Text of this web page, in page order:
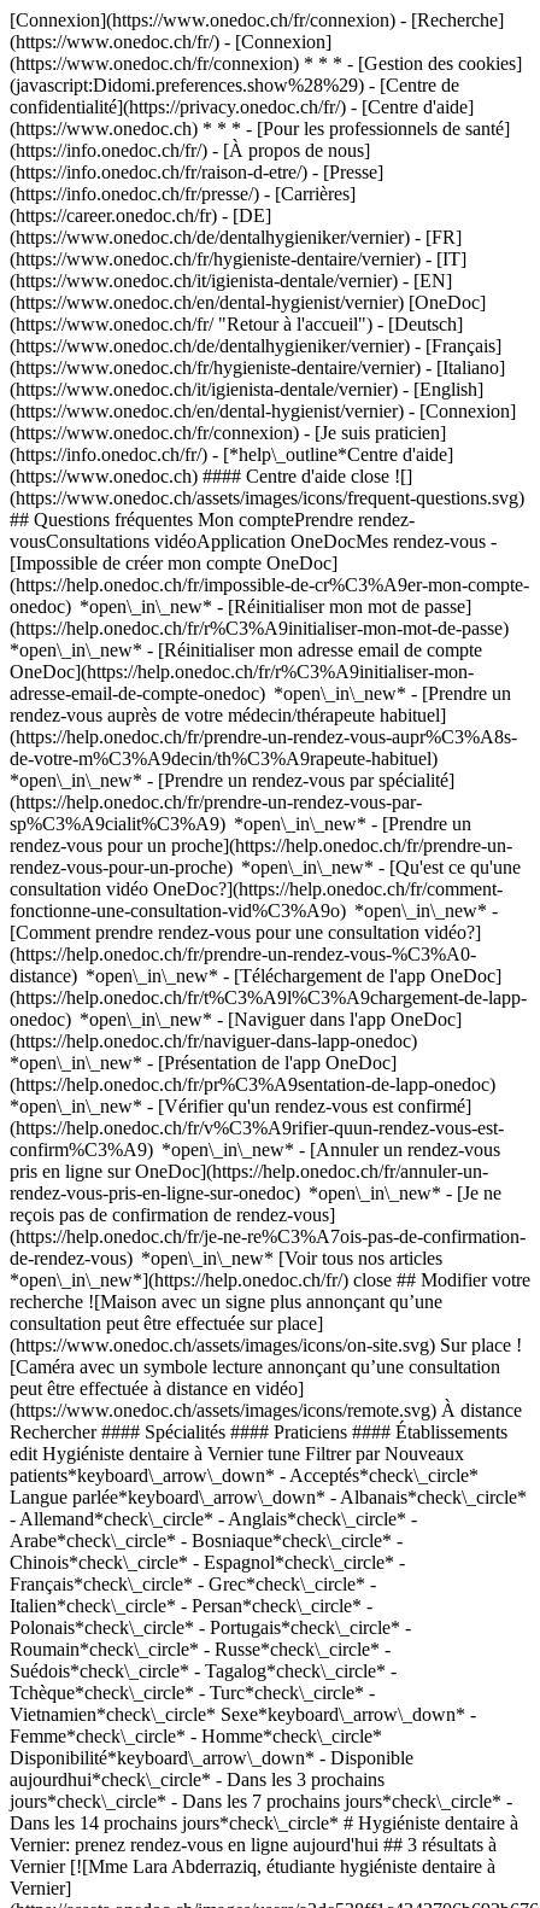
[Connexion](https://www.onedoc.ch/fr/connexion) - [Recherche]
(https://www.onedoc.ch/fr/) - [Connexion]
(https://www.onedoc.ch/fr/connexion) * * * - [Gestion des cookies]
(javascript:Didomi.preferences.show%28%29) - [Centre de
confidentialité](https://privacy.onedoc.ch/fr/) - [Centre d'aide]
(https://www.onedoc.ch) * * * - [Pour les professionnels de santé]
(https://info.onedoc.ch/fr/) - [À propos de nous]
(https://info.onedoc.ch/fr/raison-d-etre/) - [Presse]
(https://info.onedoc.ch/fr/presse/) - [Carrières]
(https://career.onedoc.ch/fr) - [DE]
(https://www.onedoc.ch/de/dentalhygieniker/vernier) - [FR]
(https://www.onedoc.ch/fr/hygieniste-dentaire/vernier) - [IT]
(https://www.onedoc.ch/it/igienista-dentale/vernier) - [EN]
(https://www.onedoc.ch/en/dental-hygienist/vernier) [OneDoc]
(https://www.onedoc.ch/fr/ "Retour à l'accueil") - [Deutsch]
(https://www.onedoc.ch/de/dentalhygieniker/vernier) - [Français]
(https://www.onedoc.ch/fr/hygieniste-dentaire/vernier) - [Italiano]
(https://www.onedoc.ch/it/igienista-dentale/vernier) - [English]
(https://www.onedoc.ch/en/dental-hygienist/vernier) - [Connexion]
(https://www.onedoc.ch/fr/connexion) - [Je suis praticien]
(https://info.onedoc.ch/fr/) - [*help\_outline*Centre d'aide]
(https://www.onedoc.ch) #### Centre d'aide close ![]
(https://www.onedoc.ch/assets/images/icons/frequent-questions.svg)
## Questions fréquentes Mon comptePrendre rendez-
vousConsultations vidéoApplication OneDocMes rendez-vous -
[Impossible de créer mon compte OneDoc]
(https://help.onedoc.ch/fr/impossible-de-cr%C3%A9er-mon-compte-
onedoc) *open\_in\_new* - [Réinitialiser mon mot de passe]
(https://help.onedoc.ch/fr/r%C3%A9initialiser-mon-mot-de-passe)
*open\_in\_new* - [Réinitialiser mon adresse email de compte
OneDoc](https://help.onedoc.ch/fr/r%C3%A9initialiser-mon-
adresse-email-de-compte-onedoc) *open\_in\_new* - [Prendre un
rendez-vous auprès de votre médecin/thérapeute habituel]
(https://help.onedoc.ch/fr/prendre-un-rendez-vous-aupr%C3%A8s-
de-votre-m%C3%A9decin/th%C3%A9rapeute-habituel)
*open\_in\_new* - [Prendre un rendez-vous par spécialité]
(https://help.onedoc.ch/fr/prendre-un-rendez-vous-par-
sp%C3%A9cialit%C3%A9) *open\_in\_new* - [Prendre un
rendez-vous pour un proche](https://help.onedoc.ch/fr/prendre-un-
rendez-vous-pour-un-proche) *open\_in\_new* - [Qu'est ce qu'une
consultation vidéo OneDoc?](https://help.onedoc.ch/fr/comment-
fonctionne-une-consultation-vid%C3%A9o) *open\_in\_new* -
[Comment prendre rendez-vous pour une consultation vidéo?]
(https://help.onedoc.ch/fr/prendre-un-rendez-vous-%C3%A0-
distance) *open\_in\_new* - [Téléchargement de l'app OneDoc]
(https://help.onedoc.ch/fr/t%C3%A9l%C3%A9chargement-de-lapp-
onedoc) *open\_in\_new* - [Naviguer dans l'app OneDoc]
(https://help.onedoc.ch/fr/naviguer-dans-lapp-onedoc)
*open\_in\_new* - [Présentation de l'app OneDoc]
(https://help.onedoc.ch/fr/pr%C3%A9sentation-de-lapp-onedoc)
*open\_in\_new* - [Vérifier qu'un rendez-vous est confirmé](https://help.onedoc.ch/fr/v%C3%A9rifier-quun-rendez-vous-est-confirm%C3%A9) *open\_in\_new* - [Annuler un rendez-vous pris en ligne sur OneDoc](https://help.onedoc.ch/fr/annuler-un-rendez-vous-pris-en-ligne-sur-onedoc) *open\_in\_new* - [Je ne reçois pas de confirmation de rendez-vous](https://help.onedoc.ch/fr/je-ne-re%C3%A7ois-pas-de-confirmation-de-rendez-vous) *open\_in\_new* [Voir tous nos articles *open\_in\_new*](https://help.onedoc.ch/fr/) close ## Modifier votre recherche ![Maison avec un signe plus annonçant qu’une consultation peut être effectuée sur place](https://www.onedoc.ch/assets/images/icons/on-site.svg) Sur place ![Caméra avec un symbole lecture annonçant qu’une consultation peut être effectuée à distance en vidéo](https://www.onedoc.ch/assets/images/icons/remote.svg) À distance Rechercher #### Spécialités #### Praticiens #### Établissements edit Hygiéniste dentaire à Vernier tune Filtrer par Nouveaux patients*keyboard\_arrow\_down* - Acceptés*check\_circle* Langue parlée*keyboard\_arrow\_down* - Albanais*check\_circle* - Allemand*check\_circle* - Anglais*check\_circle* - Arabe*check\_circle* - Bosniaque*check\_circle* - Chinois*check\_circle* - Espagnol*check\_circle* - Français*check\_circle* - Grec*check\_circle* - Italien*check\_circle* - Persan*check\_circle* - Polonais*check\_circle* - Portugais*check\_circle* - Roumain*check\_circle* - Russe*check\_circle* - Suédois*check\_circle* - Tagalog*check\_circle* - Tchèque*check\_circle* - Turc*check\_circle* - Vietnamien*check\_circle* Sexe*keyboard\_arrow\_down* - Femme*check\_circle* - Homme*check\_circle* Disponibilité*keyboard\_arrow\_down* - Disponible aujourdhui*check\_circle* - Dans les 3 prochains jours*check\_circle* - Dans les 7 prochains jours*check\_circle* - Dans les 14 prochains jours*check\_circle* # Hygiéniste dentaire à Vernier: prenez rendez-vous en ligne aujourd'hui ## 3 résultats à Vernier [![Mme Lara Abderraziq, étudiante hygiéniste dentaire à Vernier](https://assets.onedoc.ch/images/users/a3de538ff1c4342706b692b676deaaf7db6549f9574852ae6e40dd23344f701a-small.png "Mme Lara Abderraziq, étudiante hygiéniste dentaire à Vernier")](https://www.onedoc.ch/fr/hygieniste-dentaire/vernier/pc320/lara-abderraziq) ### [Mme Lara Abderraziq](https://www.onedoc.ch/fr/hygieniste-dentaire/vernier/pc320/lara-abderraziq) ![Badge indiquant un profil vérifié](https://www.onedoc.ch/assets/images/icons/checkmark.svg) Étudiante hygiéniste dentaire [Summit Dental - Cabinet Dentaire du Quartier de l'Étang](https://www.onedoc.ch/fr/cabinet-dentaire/vernier/ebalq/summit-dental-cabinet-dentaire-du-quartier-de-l-etang) Avenue de l'Etang 71 1219 Vernier ![Icône patient avec un signe plus annonçant que le professionnel accepte de nouveaux patients](https://www.onedoc.ch/assets/images/icons/new-patients.svg)Accepte les nouveaux patients [Réserver un RDV](https://www.onedoc.ch/fr/hygieniste-dentaire/vernier/pc320/lara-abderraziq) Expertises:[Blanchiment dentaire](https://www.onedoc.ch/fr/blanchiment-dentaire/vernier), [Bijou dentaire](https://www.onedoc.ch/fr/bijou-dentaire/vernier), [Polissage dentaire](https://www.onedoc.ch/fr/polissage-dentaire/vernier)Voir plus *chevron\_left* lun. 03 août *chevron\_right* Voir plus de rendez-vous *error\_outline* Une erreur s'est produite lors du chargement des disponibilités [Réessayer](https://www.onedoc.ch) Expertises:[Blanchiment dentaire](https://www.onedoc.ch/fr/blanchiment-dentaire/vernier), [Bijou dentaire](https://www.onedoc.ch/fr/bijou-dentaire/vernier), [Polissage dentaire](https://www.onedoc.ch/fr/polissage-dentaire/vernier)Voir plus [![Mme Raquel Lopes, hygiéniste dentaire à Vernier](https://assets.onedoc.ch/images/users/ab52c33e996b4d58ea9bc96dee2306b3fbc1bec1640438c3c75f4a4b3d9c18b6-small.png "Mme Raquel Lopes, hygiéniste dentaire à Vernier")](https://www.onedoc.ch/fr/hygieniste-dentaire/vernier/pcr6n/raquel-lopes) ### [Mme Raquel Lopes](https://www.onedoc.ch/fr/hygieniste-dentaire/vernier/pcr6n/raquel-lopes) ![Badge indiquant un profil vérifié](https://www.onedoc.ch/assets/images/icons/checkmark.svg) Hygiéniste dentaire [Summit Dental - Cabinet Dentaire du Quartier de l'Étang](https://www.onedoc.ch/fr/cabinet-dentaire/vernier/ebalq/summit-dental-cabinet-dentaire-du-quartier-de-l-etang) Avenue de l'Etang 71 1219 Vernier ![Icône patient avec un signe plus annonçant que le professionnel accepte de nouveaux patients](https://www.onedoc.ch/assets/images/icons/new-patients.svg)Accepte les nouveaux patients [Réserver un RDV](https://www.onedoc.ch/fr/hygieniste-dentaire/vernier/pcr6n/raquel-lopes) Expertises:[Détartrage](https://www.onedoc.ch/fr/detartrage/vernier), [Blanchiment dentaire](https://www.onedoc.ch/fr/blanchiment-dentaire/vernier), [Hygiène dentaire pédiatrique](https://www.onedoc.ch/fr/hygiene-dentaire-pediatrique/vernier), [Bijou dentaire](https://www.onedoc.ch/fr/bijou-dentaire/vernier)Voir plus *chevron\_left* lun. 03 août *chevron\_right* Voir plus de rendez-vous *error\_outline* Une erreur s'est produite lors du chargement des disponibilités [Réessayer](https://www.onedoc.ch) Expertises:[Détartrage](https://www.onedoc.ch/fr/detartrage/vernier), [Blanchiment dentaire](https://www.onedoc.ch/fr/blanchiment-dentaire/vernier), [Hygiène dentaire pédiatrique](https://www.onedoc.ch/fr/hygiene-dentaire-pediatrique/vernier), [Bijou dentaire](https://www.onedoc.ch/fr/bijou-dentaire/vernier)Voir plus [![Mme Syria Attanasio, hygiéniste dentaire à Vernier](https://assets.onedoc.ch/images/users/32e4bf8879fe4303307bfb3d175b1c0939c5a8da80c9c4c537789a49d30c7d60-small.png "Mme Syria Attanasio, hygiéniste dentaire à Vernier")](https://www.onedoc.ch/fr/hygieniste-dentaire/vernier/pc3je/syria-attanasio) ### [Mme Syria Attanasio](https://www.onedoc.ch/fr/hygieniste-dentaire/vernier/pc3je/syria-attanasio) ![Badge indiquant un profil vérifié](https://www.onedoc.ch/assets/images/icons/checkmark.svg) Hygiéniste dentaire [Adent - Centre LAVY Médical](https://www.onedoc.ch/fr/cabinet-dentaire/vernier/ebdw8/adent-centre-lavy-medical) Route de Montfleury 3 1214 Vernier ![Icône patient avec un signe plus annonçant que le professionnel accepte de nouveaux patients](https://www.onedoc.ch/assets/images/icons/new-patients.svg)Accepte les nouveaux patients [Réserver un RDV](https://www.onedoc.ch/fr/hygieniste-dentaire/vernier/pc3je/syria-attanasio) Expertises:[Détartrage](https://www.onedoc.ch/fr/detartrage/vernier), [Polissage dentaire](https://www.onedoc.ch/fr/polissage-dentaire/vernier), [Bijou dentaire](https://www.onedoc.ch/fr/bijou-dentaire/vernier), [Blanchiment dentaire](https://www.onedoc.ch/fr/blanchiment-dentaire/vernier), [Hygiène dentaire pédiatrique](https://www.onedoc.ch/fr/hygiene-dentaire-pediatrique/vernier), [Gingivite](https://www.onedoc.ch/fr/gingivite/vernier)Voir plus *chevron\_left* lun. 03 août *chevron\_right* Voir plus de rendez-vous *error\_outline* Une erreur s'est produite lors du chargement des disponibilités [Réessayer](https://www.onedoc.ch) Expertises:[Détartrage](https://www.onedoc.ch/fr/detartrage/vernier), [Polissage dentaire](https://www.onedoc.ch/fr/polissage-dentaire/vernier), [Bijou dentaire](https://www.onedoc.ch/fr/bijou-dentaire/vernier), [Blanchiment dentaire](https://www.onedoc.ch/fr/blanchiment-dentaire/vernier), [Hygiène dentaire pédiatrique](https://www.onedoc.ch/fr/hygiene-dentaire-pediatrique/vernier), [Gingivite](https://www.onedoc.ch/fr/gingivite/vernier)Voir plus ## __Hygiénistes dentaires__: d'autres spécialistes sont réservables en ligne dans les environs de __Vernier__ [![Mme Syria Attanasio, hygiéniste dentaire à Meyrin](https://assets.onedoc.ch/images/users/32e4bf8879fe4303307bfb3d175b1c0939c5a8da80c9c4c537789a49d30c7d60-small.png "Mme Syria Attanasio, hygiéniste dentaire à Meyrin")](https://www.onedoc.ch/fr/hygieniste-dentaire/meyrin/pcskr/syria-attanasio) ### [Mme Syria Attanasio](https://www.onedoc.ch/fr/hygieniste-dentaire/meyrin/pcskr/syria-attanasio) ![Badge indiquant un profil vérifié](https://www.onedoc.ch/assets/images/icons/checkmark.svg) [Hygiéniste dentaire](https://www.onedoc.ch/fr/hygieniste-dentaire/meyrin) [Adent - Meyrin](https://www.onedoc.ch/fr/cabinet-dentaire/meyrin/e9yv/adent-meyrin) Avenue de Feuillasse 24 1217 Meyrin ![Icône patient avec un signe plus annonçant que le professionnel accepte de nouveaux patients](https://www.onedoc.ch/assets/images/icons/new-patients.svg)Accepte les nouveaux patients [Réserver un RDV](https://www.onedoc.ch/fr/hygieniste-dentaire/meyrin/pcskr/syria-attanasio) Expertises:[Détartrage](https://www.onedoc.ch/fr/detartrage/meyrin), [Polissage dentaire](https://www.onedoc.ch/fr/polissage-dentaire/meyrin), [Bijou dentaire](https://www.onedoc.ch/fr/bijou-dentaire/meyrin), [Blanchiment dentaire](https://www.onedoc.ch/fr/blanchiment-dentaire/meyrin), [Hygiène dentaire pédiatrique](https://www.onedoc.ch/fr/hygiene-dentaire-pediatrique/meyrin), [Gingivite](https://www.onedoc.ch/fr/gingivite/meyrin)Voir plus Expertises:[Détartrage](https://www.onedoc.ch/fr/detartrage/meyrin), [Polissage dentaire](https://www.onedoc.ch/fr/polissage-dentaire/meyrin), [Bijou dentaire](https://www.onedoc.ch/fr/bijou-dentaire/meyrin), [Blanchiment dentaire](https://www.onedoc.ch/fr/blanchiment-dentaire/meyrin), [Hygiène dentaire pédiatrique](https://www.onedoc.ch/fr/hygiene-dentaire-pediatrique/meyrin), [Gingivite](https://www.onedoc.ch/fr/gingivite/meyrin)Voir plus [![Mme Jiemei Chan, hygiéniste dentaire à Genève](https://assets.onedoc.ch/images/users/14b60e7fb9bd20d350c201057d7f3e8a09f24b06e53ca215c9966030a98ca05a-small.jpg "Mme Jiemei Chan, hygiéniste dentaire à Genève")](https://www.onedoc.ch/fr/hygieniste-dentaire/geneve/pc26a/jiemei-chan) ### [Mme Jiemei Chan](https://www.onedoc.ch/fr/hygieniste-dentaire/geneve/pc26a/jiemei-chan) ![Badge indiquant un profil vérifié](https://www.onedoc.ch/assets/ima